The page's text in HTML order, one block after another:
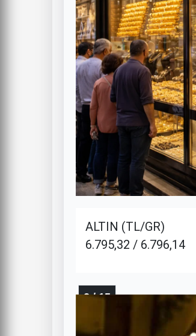
ALTIN (TL/GR)
6.795,32 / 6.796,14
2 / 15